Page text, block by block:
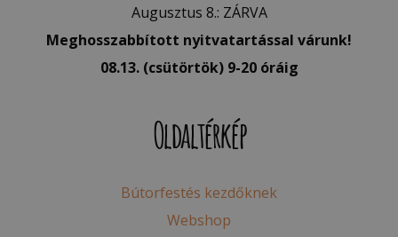
Augusztus 8.: ZÁRVA
Meghosszabbított nyitvatartással várunk!
08.13. (csütörtök) 9-20 óráig
Oldaltérkép
Bútorfestés kezdőknek
Webshop